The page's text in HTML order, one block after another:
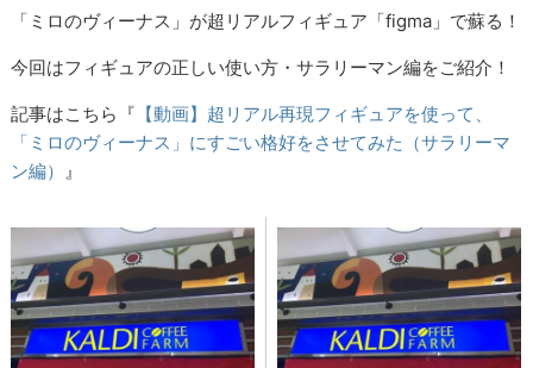
「ミロのヴィーナス」が超リアルフィギュア「figma」で蘇る！
今回はフィギュアの正しい使い方・サラリーマン編をご紹介！
記事はこちら『 【動画】超リアル再現フィギュアを使って、
「ミロのヴィーナス」にすごい格好をさせてみた（サラリーマ
ン編）
』